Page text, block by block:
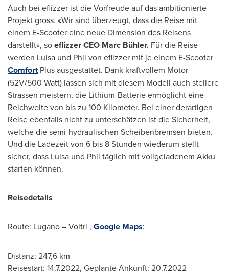
Auch bei eflizzer ist die Vorfreude auf das ambitionierte
Projekt gross. «Wir sind überzeugt, dass die Reise mit
einem E-Scooter eine neue Dimension des Reisens
darstellt», soeflizzer CEO Marc Bühler. Für die Reise
werden Luisa und Phil von eflizzer mit je einem E-Scooter
ComfortPlus ausgestattet. Dank kraftvollem Motor
(52V/500 Watt) lassen sich mit diesem Modell auch steilere
Strassen meistern, die Lithium-Batterie ermöglicht eine
Reichweite von bis zu 100 Kilometer. Bei einer derartigen
Reise ebenfalls nicht zu unterschätzen ist die Sicherheit,
welche die semi-hydraulischen Scheibenbremsen bieten.
Und die Ladezeit von 6 bis 8 Stunden wiederum stellt
sicher, dass Luisa und Phil täglich mit vollgeladenem Akku
starten können.
Reisedetails
Route: Lugano – Voltri , Google Maps:
Distanz: 247,6 km
Reisestart: 14.7.2022, Geplante Ankunft: 20.7.2022